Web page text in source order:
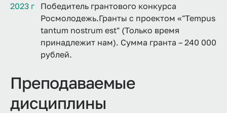
2023 г
Победитель грантового конкурса
Росмолодежь.Гранты с проектом «"Tempus
tantum nostrum est" (Только время
принадлежит нам). Сумма гранта – 240 000
рублей.
Преподаваемые
дисциплины